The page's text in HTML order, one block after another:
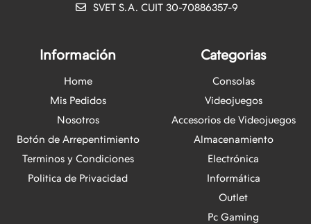
SVET S.A. CUIT 30-70886357-9
Información
Home
Mis Pedidos
Nosotros
Botón de Arrepentimiento
Terminos y Condiciones
Politica de Privacidad
Categorias
Consolas
Videojuegos
Accesorios de Videojuegos
Almacenamiento
Electrónica
Informática
Outlet
Pc Gaming